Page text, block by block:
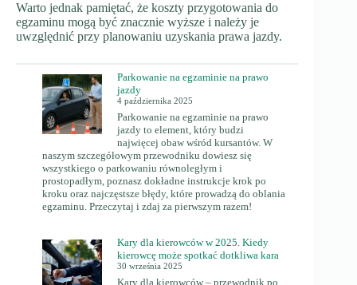
Warto jednak pamiętać, że koszty przygotowania do
egzaminu mogą być znacznie wyższe i należy je
uwzględnić przy planowaniu uzyskania prawa jazdy.
Parkowanie na egzaminie na prawo
jazdy
4 października 2025
Parkowanie na egzaminie na prawo
jazdy to element, który budzi
najwięcej obaw wśród kursantów. W
naszym szczegółowym przewodniku dowiesz się
wszystkiego o parkowaniu równoległym i
prostopadłym, poznasz dokładne instrukcje krok po
kroku oraz najczęstsze błędy, które prowadzą do oblania
egzaminu. Przeczytaj i zdaj za pierwszym razem!
Kary dla kierowców w 2025. Kiedy
kierowcę może spotkać dotkliwa kara
30 września 2025
Kary dla kierowców – przewodnik po